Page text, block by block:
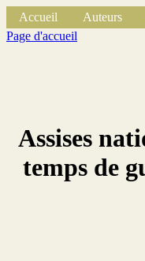
Accueil Auteurs
Page d'accueil
Assises
temps de